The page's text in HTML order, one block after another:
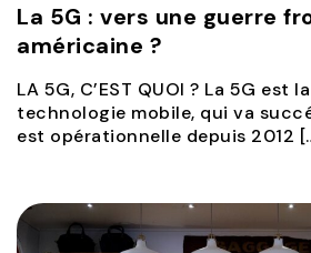
La 5G : vers une guerre
américaine ?
LA 5G, C’EST QUOI ? La 5G est
technologie mobile, qui va
est opérationnelle depuis 2012